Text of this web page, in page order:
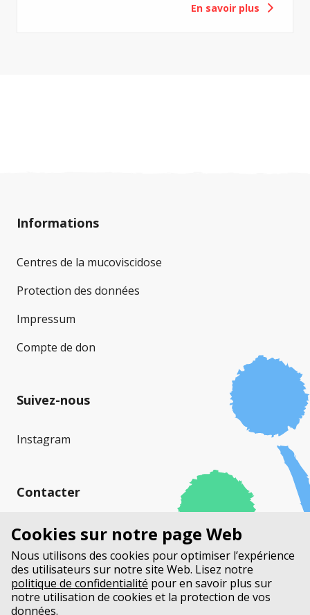
personnes atteintes de mucoviscidose. Les
En savoir plus
Informations
Centres de la mucoviscidose
Protection des données
Impressum
Compte de don
Suivez-nous
Instagram
Contacter
Mucoviscidose Suisse (MVS)
Stauffacherstrasse 17a
Case Postale
3014 Berne
Cookies sur notre page Web
Nous utilisons des cookies pour optimiser l’expérience
des utilisateurs sur notre site Web. Lisez notre
politique de confidentialité pour en savoir plus sur
notre utilisation de cookies et la protection de vos
données.